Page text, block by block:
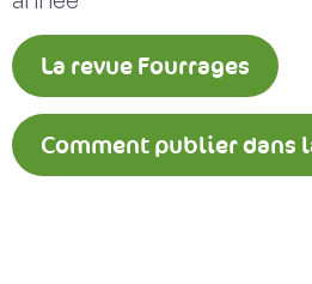
La revue Fourrages
Comment publier dans